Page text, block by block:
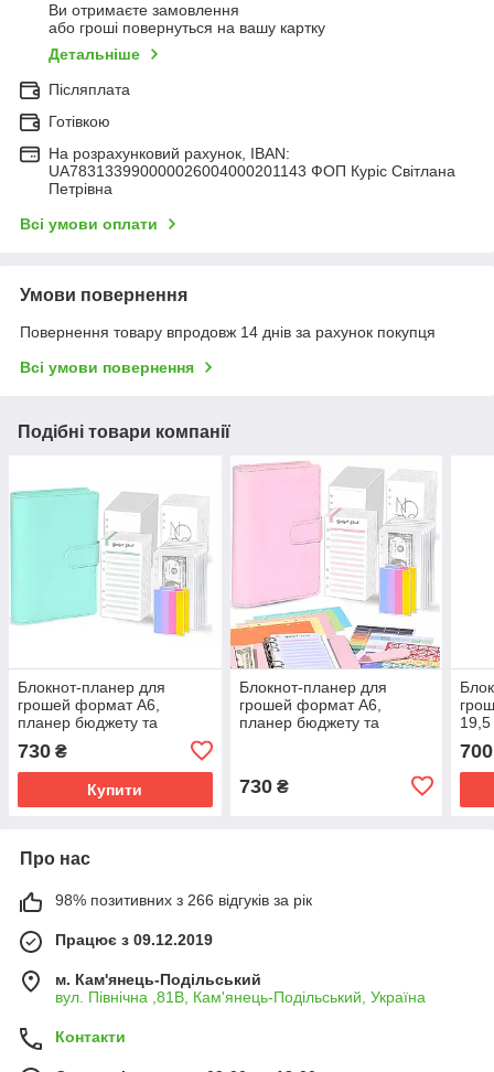
Ви отримаєте замовлення
або гроші повернуться на вашу картку
Детальніше
Післяплата
Готівкою
На розрахунковий рахунок, IBAN:
UA783133990000026004000201143 ФОП Куріс Світлана
Петрівна
Всі умови оплати
Умови повернення
Повернення товару впродовж 14 днів за рахунок покупця
Всі умови повернення
Подібні товари компанії
Блокнот-планер для
грошей формат А6,
планер бюджету та
органайзер для ведення
обліку доходу
730 ₴
Купити
Блокнот-планер для
грошей формат А6,
планер бюджету та
730₴
700
Про нас
98% позитивних з 266 відгуків за рік
Працює з 09.12.2019
м. Кам'янець-Подільський
вул. Північна ,81В, Кам'янець-Подільський, Україна
Контакти